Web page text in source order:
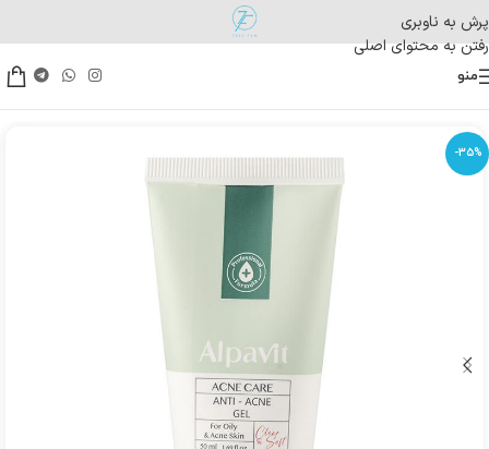
پرش به ناوبری
رفتن به محتوای اصلی
منو
-35%